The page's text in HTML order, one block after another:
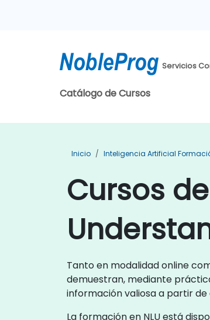
Servicios
Catálogo de Cursos
Inicio Inteligencia Artificial
Cursos
Tanto en modalidad online
demuestran, mediante
información valiosa a partir
La formación en NLU está